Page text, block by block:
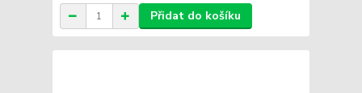
Přidat do košíku